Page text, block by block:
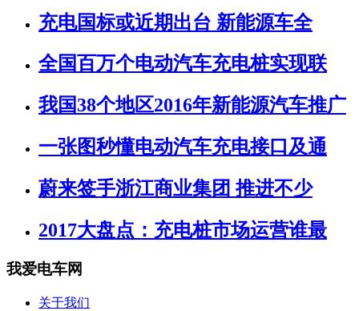
充电国标或近期出台 新能源车全
全国百万个电动汽车充电桩实现联
我国38个地区2016年新能源汽车推广
一张图秒懂电动汽车充电接口及通
蔚来签手浙江商业集团 推进不少
2017大盘点：充电桩市场运营谁最
我爱电车网
关于我们